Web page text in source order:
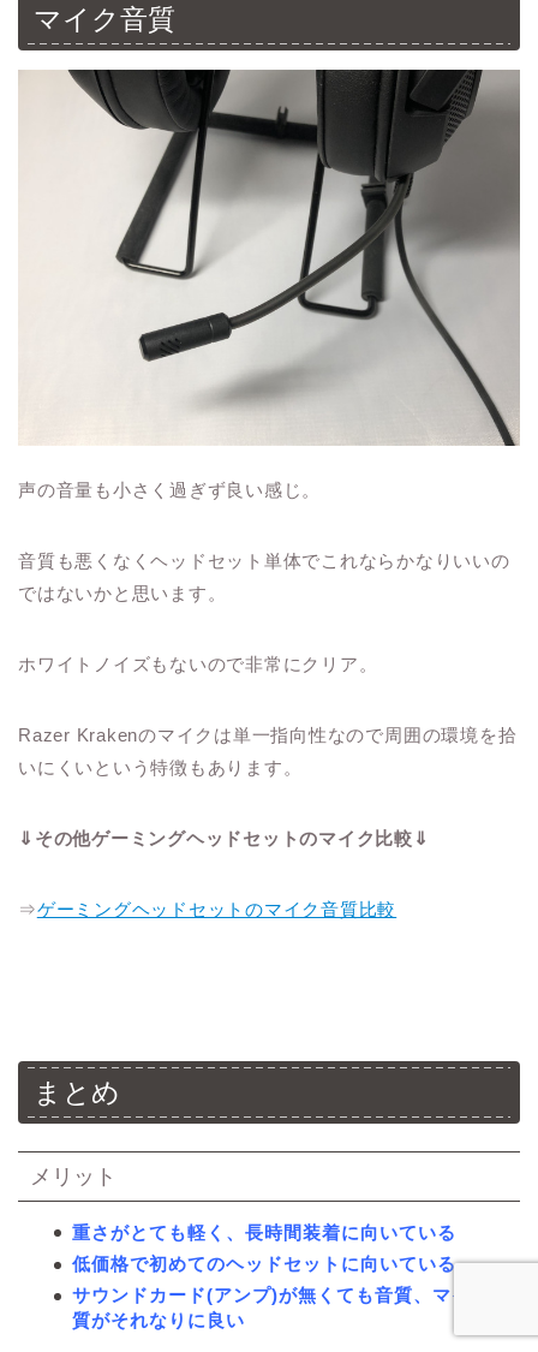
マイク音質
声の音量も小さく過ぎず良い感じ。
音質も悪くなくヘッドセット単体でこれならかなりいいの
ではないかと思います。
ホワイトノイズもないので非常にクリア。
Razer Krakenのマイクは単一指向性なので周囲の環境を拾
いにくいという特徴もあります。
⇓その他ゲーミングヘッドセットのマイク比較⇓
⇒ゲーミングヘッドセットのマイク音質比較
まとめ
メリット
重さがとても軽く、長時間装着に向いている
低価格で初めてのヘッドセットに向いている
サウンドカード(アンプ)が無くても音質、マイク音
質がそれなりに良い